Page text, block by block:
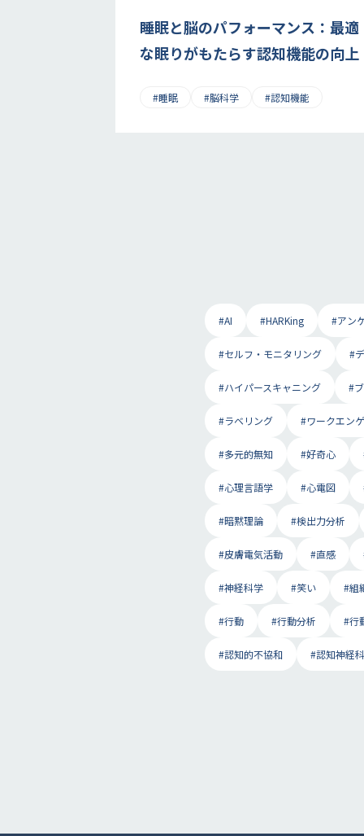
睡眠と脳のパフォーマンス：最適
な眠りがもたらす認知機能の向上
#睡眠 #脳科学 #認知機能
#AI #HARKing #アン
#セルフ・モニタリング #
#ハイパースキャニング #
#ラベリング #ワークエン
#多元的無知 #好奇心
#心理言語学 #心電図
#暗黙理論 #検出力分析
#皮膚電気活動 #直感
#神経科学 #笑い #組
#行動 #行動分析 #行
#認知的不協和 #認知神経